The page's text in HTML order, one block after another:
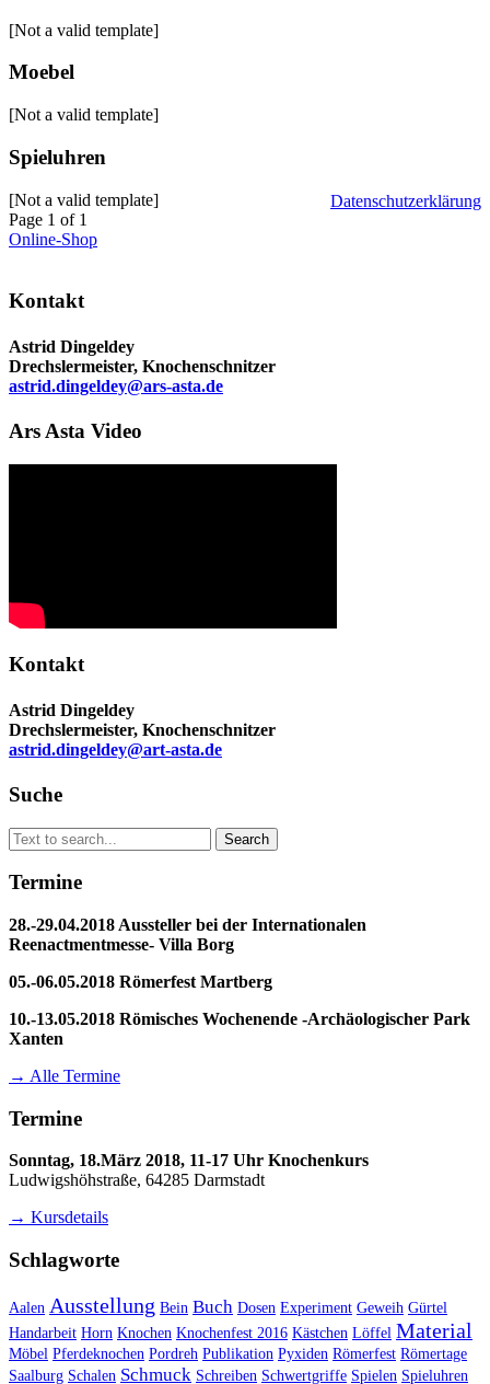
[Not a valid template]
Moebel
[Not a valid template]
Spieluhren
[Not a valid template]
Post
navigation
Page 1 of 1
Datenschutzerklärung
Online-Shop
Kontakt
Astrid Dingeldey
Drechslermeister, Knochenschnitzer
astrid.dingeldey@ars-asta.de
Ars Asta Video
Kontakt
Astrid Dingeldey
Drechslermeister, Knochenschnitzer
astrid.dingeldey@art-asta.de
Suche
Search
for:
Search
Termine
28.-29.04.2018 Aussteller bei der Internationalen
Reenactmentmesse- Villa Borg
05.-06.05.2018 Römerfest Martberg
10.-13.05.2018 Römisches Wochenende -Archäologischer Park
Xanten
→ Alle Termine
Termine
Sonntag, 18.März 2018, 11-17 Uhr Knochenkurs
Ludwigshöhstraße, 64285 Darmstadt
→ Kursdetails
Schlagworte
Aalen Ausstellung Bein Buch Dosen Experiment Geweih Gürtel
Handarbeit Horn Knochen Knochenfest 2016 Kästchen Löffel Material
Möbel Pferdeknochen Pordreh Publikation Pyxiden Römerfest Römertage
Saalburg Schalen Schmuck Schreiben Schwertgriffe Spielen Spieluhren